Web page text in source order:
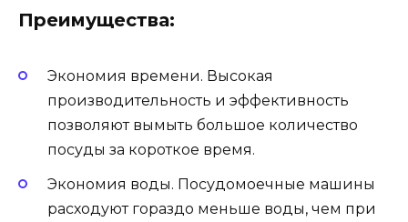
Преимущества:
Экономия времени. Высокая
производительность и эффективность
позволяют вымыть большое количество
посуды за короткое время.
Экономия воды. Посудомоечные машины
расходуют гораздо меньше воды, чем при